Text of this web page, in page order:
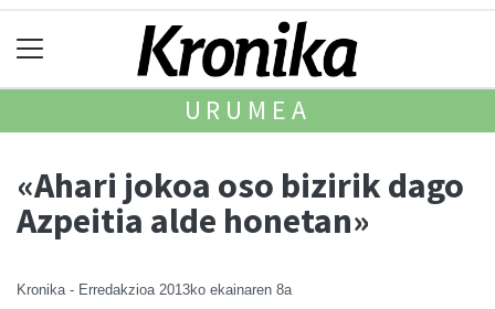
URUMEA
«Ahari jokoa oso bizirik dago
Azpeitia alde honetan»
Kronika - Erredakzioa 2013ko ekainaren 8a